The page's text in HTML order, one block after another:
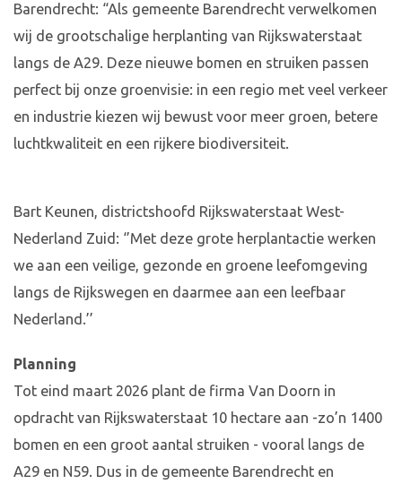
Barendrecht: “Als gemeente Barendrecht verwelkomen
wij de grootschalige herplanting van Rijkswaterstaat
langs de A29. Deze nieuwe bomen en struiken passen
perfect bij onze groenvisie: in een regio met veel verkeer
en industrie kiezen wij bewust voor meer groen, betere
luchtkwaliteit en een rijkere biodiversiteit.
Bart Keunen, districtshoofd Rijkswaterstaat West-
Nederland Zuid: ‘’Met deze grote herplantactie werken
we aan een veilige, gezonde en groene leefomgeving
langs de Rijkswegen en daarmee aan een leefbaar
Nederland.’’
Planning
Tot eind maart 2026 plant de firma Van Doorn in
opdracht van Rijkswaterstaat 10 hectare aan -zo’n 1400
bomen en een groot aantal struiken - vooral langs de
A29 en N59. Dus in de gemeente Barendrecht en